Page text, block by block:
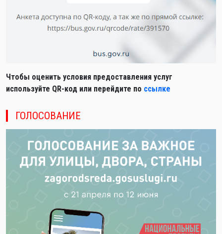
Чтобы оценить условия предоставления услуг
используйте QR-код или перейдите по ссылке
ГОЛОСОВАНИЕ